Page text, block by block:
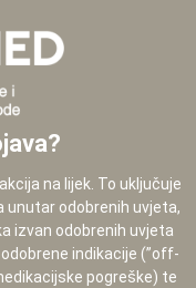
na lijek. To uključuje
unutar odobrenih uvjeta,
izvan odobrenih uvjeta
indikacije (”off-
pogreške) te